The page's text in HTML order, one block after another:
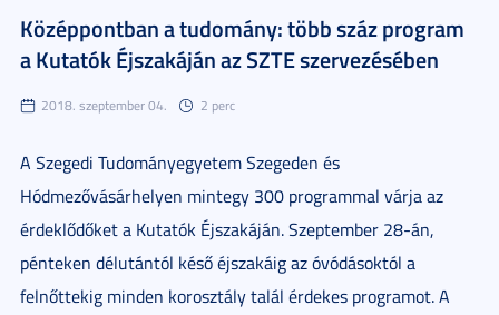
Középpontban a tudomány: több száz program
a Kutatók Éjszakáján az SZTE szervezésében
2018. szeptember 04. 2 perc
A Szegedi Tudományegyetem Szegeden és
Hódmezővásárhelyen mintegy 300 programmal várja az
érdeklődőket a Kutatók Éjszakáján. Szeptember 28-án,
pénteken délutántól késő éjszakáig az óvódásoktól a
felnőttekig minden korosztály talál érdekes programot. A